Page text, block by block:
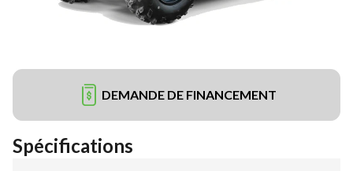
DEMANDE DE FINANCEMENT
Spécifications